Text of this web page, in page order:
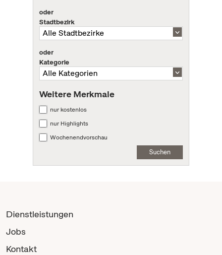
oder
Stadtbezirk
oder
Kategorie
Weitere Merkmale
nur kostenlos
nur Highlights
Wochenendvorschau
Suchen
Dienstleistungen
Jobs
Kontakt